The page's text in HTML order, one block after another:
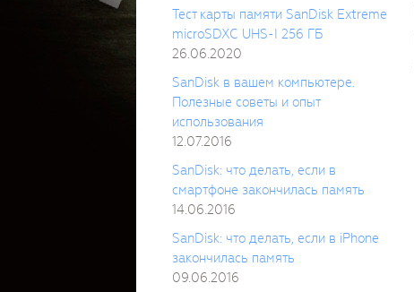
Тест карты памяти SanDisk Extreme
microSDXC UHS-I 256 ГБ
26.06.2020
SanDisk в вашем компьютере.
Полезные советы и опыт
использования
12.07.2016
SanDisk: что делать, если в
смартфоне закончилась память
14.06.2016
SanDisk: что делать, если в iPhone
закончилась память
09.06.2016